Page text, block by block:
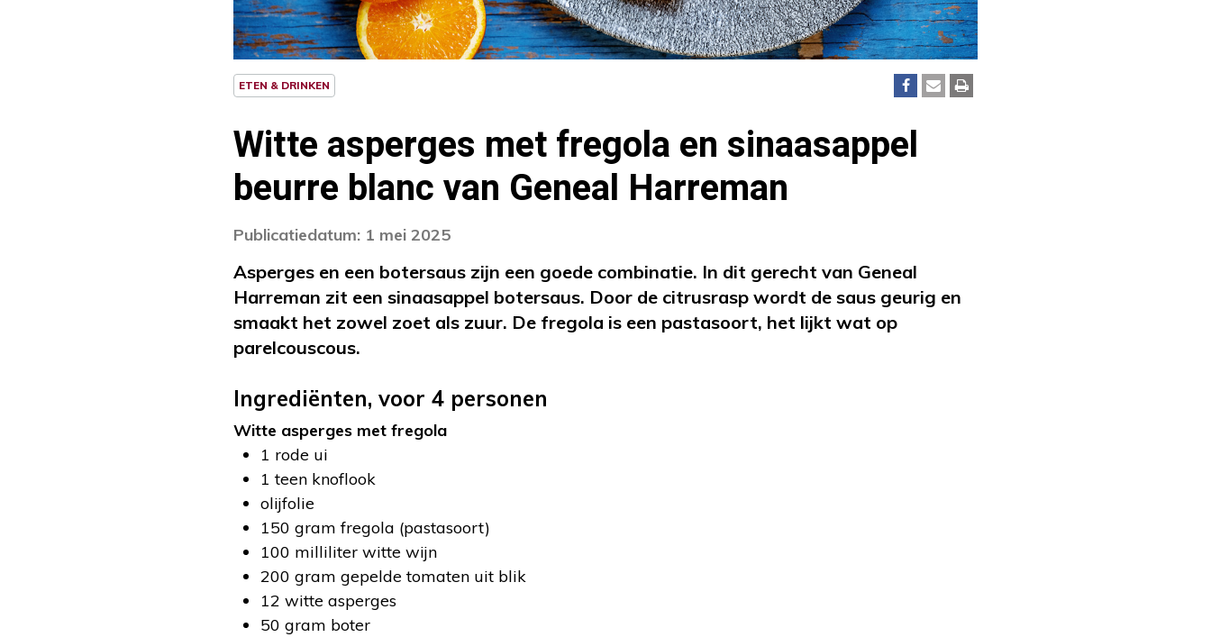
ETEN & DRINKEN
Witte asperges met fregola en sinaasappel
beurre blanc van Geneal Harreman
Publicatiedatum: 1 mei 2025
Asperges en een botersaus zijn een goede combinatie. In dit gerecht van Geneal
Harreman zit een sinaasappel botersaus. Door de citrusrasp wordt de saus geurig en
smaakt het zowel zoet als zuur. De fregola is een pastasoort, het lijkt wat op
parelcouscous.
Ingrediënten, voor 4 personen
Witte asperges met fregola
1 rode ui
1 teen knoflook
olijfolie
150 gram fregola (pastasoort)
100 milliliter witte wijn
200 gram gepelde tomaten uit blik
12 witte asperges
50 gram boter